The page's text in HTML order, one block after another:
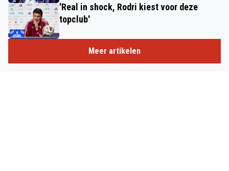
'Real in shock, Rodri kiest voor deze
topclub'
Meer artikelen